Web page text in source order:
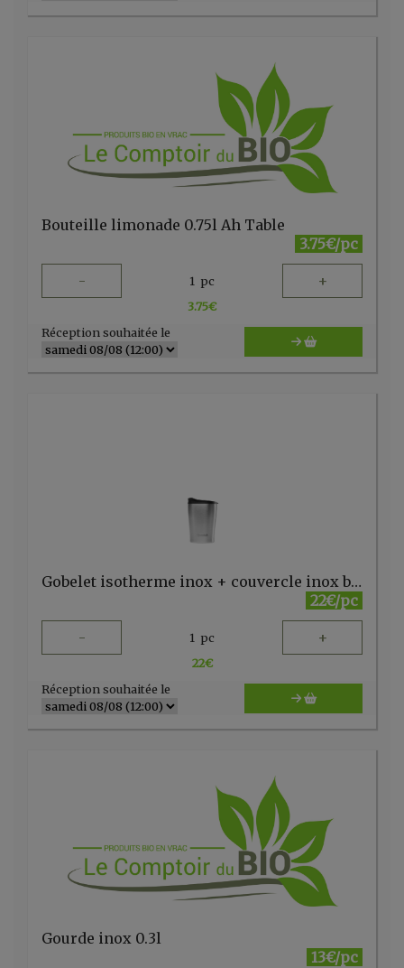
Bouteille limonade 0.75l Ah Table
3.75€/pc
- 1 pc +
3.75€
Réception souhaitée le
Gobelet isotherme inox + couvercle inox brossé 240ml Qwetch
22€/pc
- 1 pc +
22€
Réception souhaitée le
Gourde inox 0.3l
13€/pc